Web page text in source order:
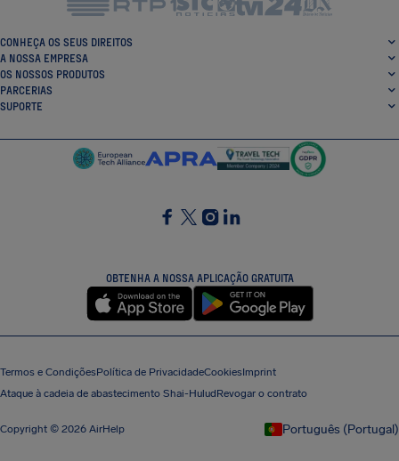
CONHEÇA OS SEUS DIREITOS
A NOSSA EMPRESA
OS NOSSOS PRODUTOS
PARCERIAS
SUPORTE
OBTENHA A NOSSA APLICAÇÃO GRATUITA
Termos e CondiçõesPolítica de PrivacidadeCookiesImprint
Ataque à cadeia de abastecimento Shai-HuludRevogar o contrato
Copyright © 2026 AirHelp Português (Portugal)